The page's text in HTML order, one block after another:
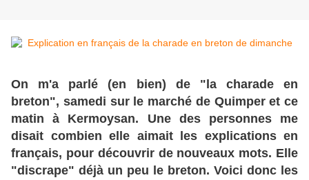
On m'a parlé (en bien) de "la charade en
breton", samedi sur le marché de Quimper et ce
matin à Kermoysan. Une des personnes me
disait combien elle aimait les explications en
français, pour découvrir de nouveaux mots. Elle
"discrape" déjà un peu le breton. Voici donc les